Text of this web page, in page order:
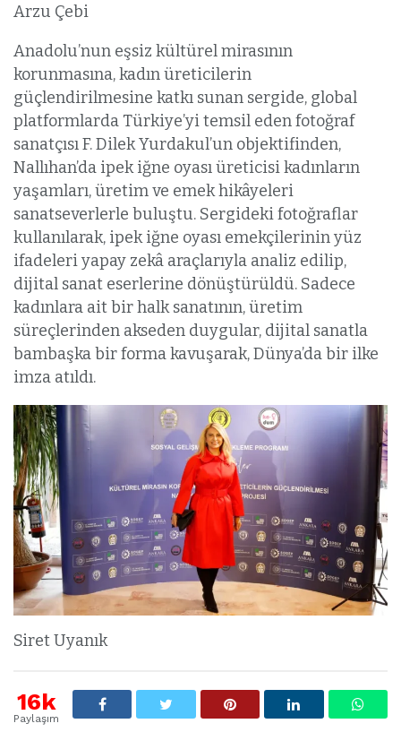
Arzu Çebi
Anadolu’nun eşsiz kültürel mirasının
korunmasına, kadın üreticilerin
güçlendirilmesine katkı sunan sergide, global
platformlarda Türkiye’yi temsil eden fotoğraf
sanatçısı F. Dilek Yurdakul’un objektifinden,
Nallıhan’da ipek iğne oyası üreticisi kadınların
yaşamları, üretim ve emek hikâyeleri
sanatseverlerle buluştu. Sergideki fotoğraflar
kullanılarak, ipek iğne oyası emekçilerinin yüz
ifadeleri yapay zekâ araçlarıyla analiz edilip,
dijital sanat eserlerine dönüştürüldü. Sadece
kadınlara ait bir halk sanatının, üretim
süreçlerinden akseden duygular, dijital sanatla
bambaşka bir forma kavuşarak, Dünya’da bir ilke
imza atıldı.
Siret Uyanık
16k
Paylaşım